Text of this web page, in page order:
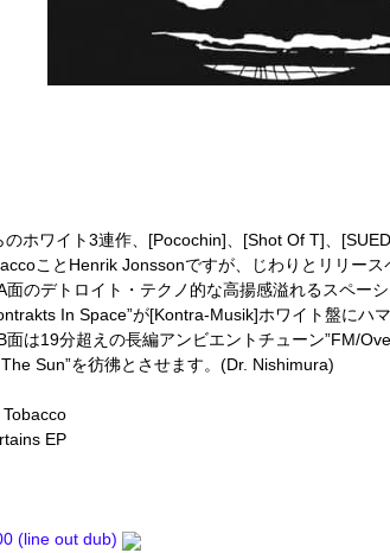
ホワイト3連作、[Pocochin]、[Shot Of T]、
ことHenrik Jonssonですが、じわりとリリー
面のデトロイト・テクノ的な高揚感溢れるスペー
In Space”が[Kontra-Musik]ホワイト盤にハ
面は19分超えの長編アンビエントチューン”FM/
Sun”を彷彿とさせます。(Dr. Nishimura)
EP
(line out dub)